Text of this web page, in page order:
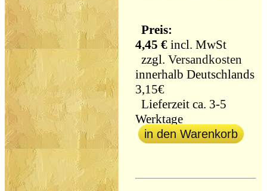
Preis:
4,45 € incl. MwSt
zzgl.Versandkosten
innerhalb Deutschlands
3,15€
Lieferzeit ca. 3-5
Werktage
in den Warenkorb